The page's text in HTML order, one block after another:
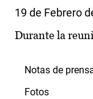
19 de Febrero
Durante la
Notas de
Fotos